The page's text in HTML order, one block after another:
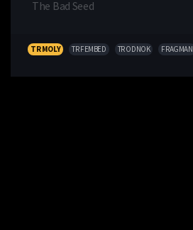
The Bad Seed
TR MOLY TR FEMBED TR ODNOK FRAGMAN